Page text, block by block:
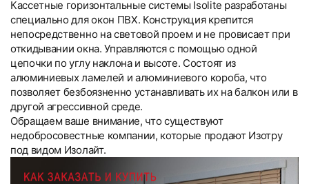
Кассетные горизонтальные системы Isolite разработаны
специально для окон ПВХ. Конструкция крепится
непосредственно на световой проем и не провисает при
откидывании окна. Управляются с помощью одной
цепочки по углу наклона и высоте. Состоят из
алюминиевых ламелей и алюминиевого короба, что
позволяет безбоязненно устанавливать их на балкон или в
другой агрессивной среде.
Обращаем ваше внимание, что существуют
недобросовестные компании, которые продают Изотру
под видом Изолайт.